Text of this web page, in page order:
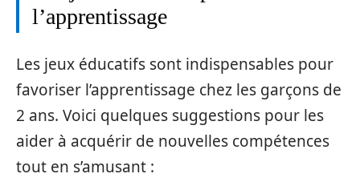
l’apprentissage
Les jeux éducatifs sont indispensables pour
favoriser l’apprentissage chez les garçons de
2 ans. Voici quelques suggestions pour les
aider à acquérir de nouvelles compétences
tout en s’amusant :